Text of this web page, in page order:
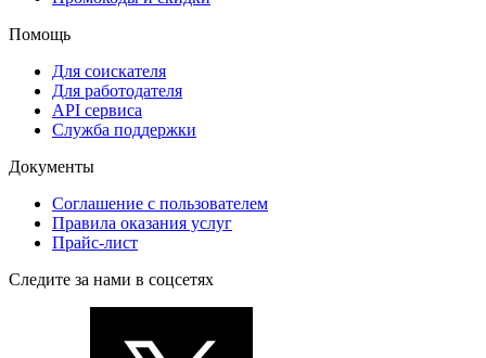
Помощь
Для соискателя
Для работодателя
API сервиса
Служба поддержки
Документы
Соглашение с пользователем
Правила оказания услуг
Прайс-лист
Следите за нами в соцсетях